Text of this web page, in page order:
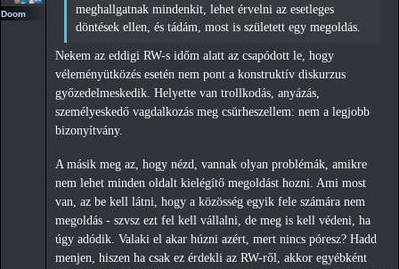
Doom
meghallgatnak mindenkit, lehet érvelni az esetleges
döntések ellen, és tádám, most is született egy megoldás.
Nekem az eddigi RW-s időm alatt az csapódott le, hogy
véleményütközés esetén nem pont a konstruktív diskurzus
győzedelmeskedik. Helyette van trollkodás, anyázás,
személyeskedő vagdalkozás meg csürheszellem: nem a legjobb
bizonyítvány.
A másik meg az, hogy nézd, vannak olyan problémák, amikre
nem lehet minden oldalt kielégítő megoldást hozni. Ami most
van, az be kell látni, hogy a közösség egyik fele számára nem
megoldás - szvsz ezt fel kell vállalni, de meg is kell védeni, ha
úgy adódik. Valaki el akar húzni azért, mert nincs póresz? Hadd
menjen, hiszen ha csak ez érdekli az RW-ről, akkor egyébként